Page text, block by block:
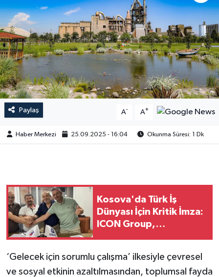
Paylaş A- A+
Haber Merkezi 25.09.2025 - 16:04 Okunma Süresi: 1 Dk
Kosova'da Türk İş
Dünyası İçin Kritik İmza:
ICON Group,
‘Gelecek için sorumlu çalışma’ ilkesiyle çevresel
ve sosyal etkinin azaltılmasından, toplumsal fayda